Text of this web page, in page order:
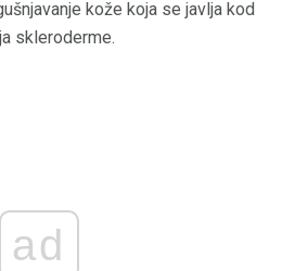
kože koja se javlja kod
skleroderme.
ad